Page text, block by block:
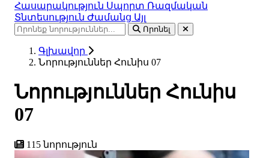
Հասարակություն Սպորտ Ռազմական
Տնտեսություն Ժամանց Այլ
Որոնել
Գլխավոր
Նորություններ Հունիս 07
Նորություններ Հունիս
07
115 նորություն